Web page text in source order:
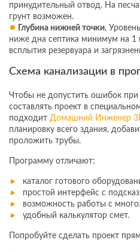
принудительный отвод. На
грунт возможен.
Глубина нижней точки.
ниже дна септика минимум на 1
всплытия резервуара и
Схема канализации в
Чтобы не допустить ошибок
составлять проект в
подходит Домашний Инженер
планировку всего здания,
проложить трубы.
Программу отличают:
каталог готового
простой интерфейс с
возможность работы с
удобный калькулятор смет.
Попробуйте сделать проект